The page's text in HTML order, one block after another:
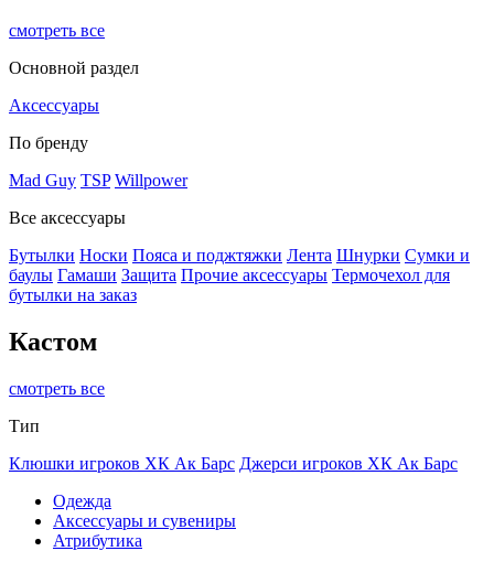
смотреть все
Основной раздел
Аксессуары
По бренду
Mad Guy TSP Willpower
Все аксессуары
Бутылки Носки Пояса и поджтяжки Лента Шнурки Сумки и
баулы Гамаши Защита Прочие аксессуары Термочехол для
бутылки на заказ
Кастом
смотреть все
Тип
Клюшки игроков ХК Ак Барс Джерси игроков ХК Ак Барс
Одежда
Аксессуары и сувениры
Атрибутика